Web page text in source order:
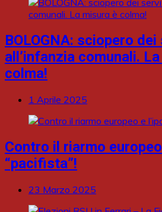
BOLOGNA: sciopero
all’infanzia comunali.
colma!
1 Aprile 2025
Contro il riarmo
“pacifista”!
23 Marzo 2025